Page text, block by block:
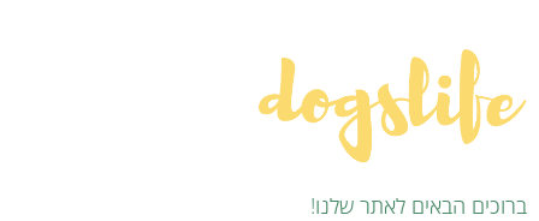
ברוכים הבאים לאתר שלנו!